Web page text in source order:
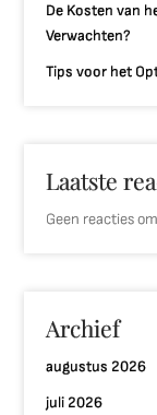
De Kosten van
Verwachten?
Tips voor het
Laatste
Geen reacties
Archief
augustus 2026
juli 2026